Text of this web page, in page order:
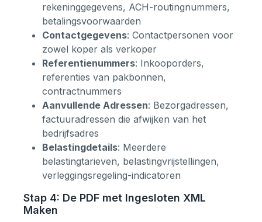
rekeninggegevens, ACH-routingnummers,
betalingsvoorwaarden
Contactgegevens: Contactpersonen voor
zowel koper als verkoper
Referentienummers: Inkooporders,
referenties van pakbonnen,
contractnummers
Aanvullende Adressen: Bezorgadressen,
factuuradressen die afwijken van het
bedrijfsadres
Belastingdetails: Meerdere
belastingtarieven, belastingvrijstellingen,
verleggingsregeling-indicatoren
Stap 4: De PDF met Ingesloten XML
Maken